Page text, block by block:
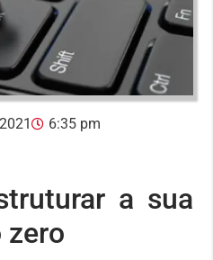
6:35 pm
a sua
zero